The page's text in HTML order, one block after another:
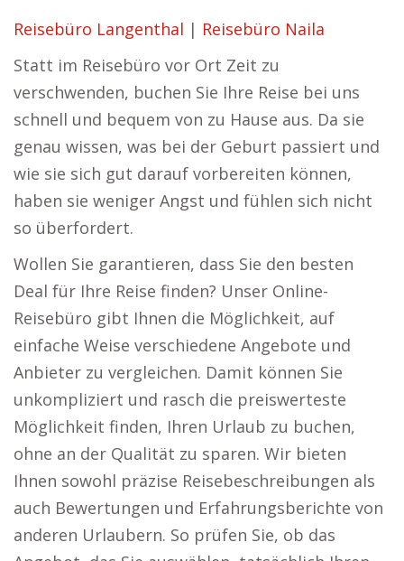
Reisebüro Langenthal | Reisebüro Naila
Statt im Reisebüro vor Ort Zeit zu
verschwenden, buchen Sie Ihre Reise bei uns
schnell und bequem von zu Hause aus. Da sie
genau wissen, was bei der Geburt passiert und
wie sie sich gut darauf vorbereiten können,
haben sie weniger Angst und fühlen sich nicht
so überfordert.
Wollen Sie garantieren, dass Sie den besten
Deal für Ihre Reise finden? Unser Online-
Reisebüro gibt Ihnen die Möglichkeit, auf
einfache Weise verschiedene Angebote und
Anbieter zu vergleichen. Damit können Sie
unkompliziert und rasch die preiswerteste
Möglichkeit finden, Ihren Urlaub zu buchen,
ohne an der Qualität zu sparen. Wir bieten
Ihnen sowohl präzise Reisebeschreibungen als
auch Bewertungen und Erfahrungsberichte von
anderen Urlaubern. So prüfen Sie, ob das